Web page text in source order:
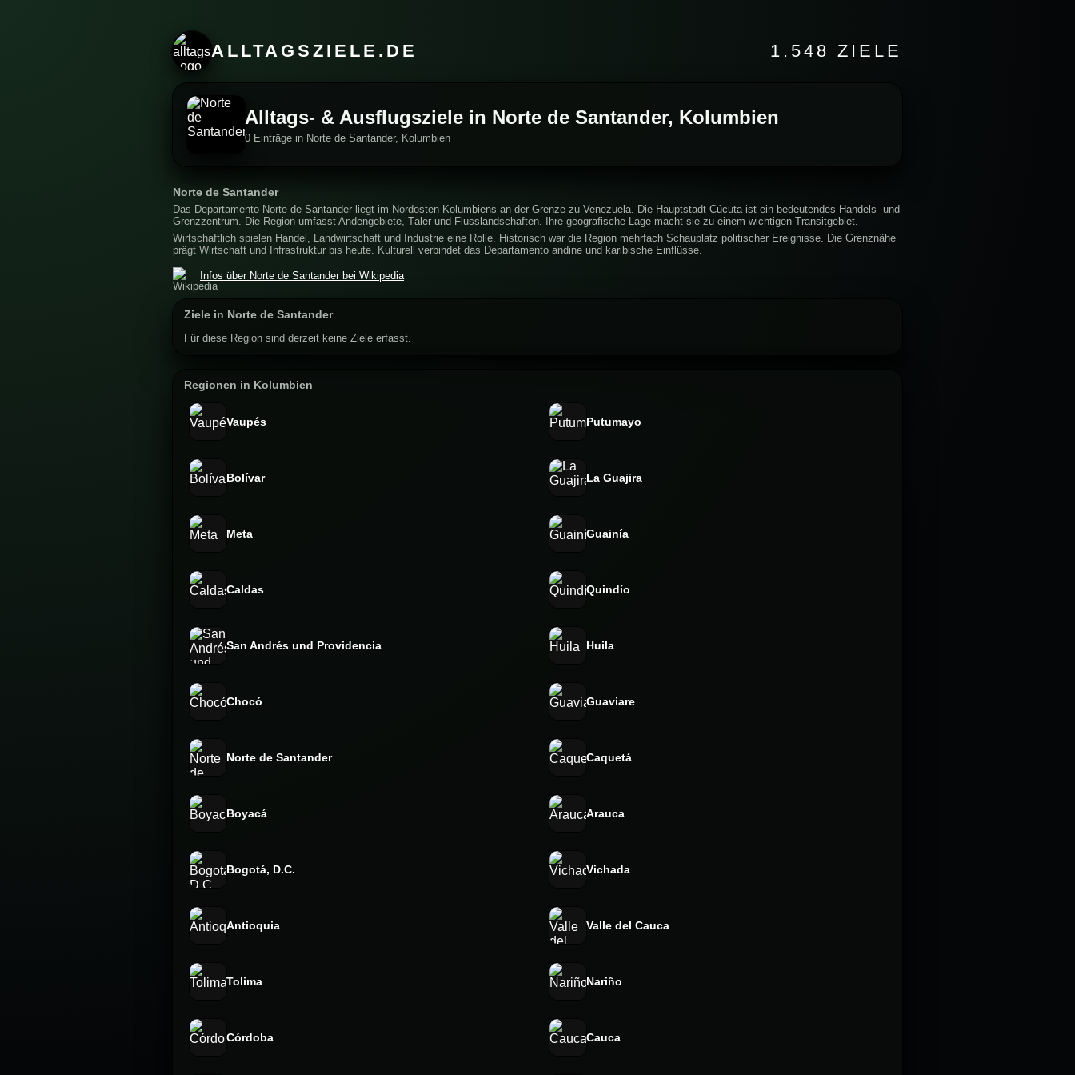
ALLTAGSZIELE.DE 1.548 ZIELE
Alltags- & Ausflugsziele in Norte de Santander, Kolumbien
0 Einträge in Norte de Santander, Kolumbien
Norte de Santander
Das Departamento Norte de Santander liegt im Nordosten Kolumbiens an der Grenze zu Venezuela. Die Hauptstadt Cúcuta ist ein bedeutendes Handels- und
Grenzzentrum. Die Region umfasst Andengebiete, Täler und Flusslandschaften. Ihre geografische Lage macht sie zu einem wichtigen Transitgebiet.
Wirtschaftlich spielen Handel, Landwirtschaft und Industrie eine Rolle. Historisch war die Region mehrfach Schauplatz politischer Ereignisse. Die Grenznähe
prägt Wirtschaft und Infrastruktur bis heute. Kulturell verbindet das Departamento andine und karibische Einflüsse.
Infos über Norte de Santander bei Wikipedia
Ziele in Norte de Santander
Für diese Region sind derzeit keine Ziele erfasst.
Regionen in Kolumbien
Vaupés Putumayo
Bolívar La Guajira
Meta Guainía
Caldas Quindío
San Andrés und Providencia Huila
Chocó Guaviare
Norte de Santander Caquetá
Boyacá Arauca
Bogotá, D.C. Vichada
Antioquia Valle del Cauca
Tolima Nariño
Córdoba Cauca